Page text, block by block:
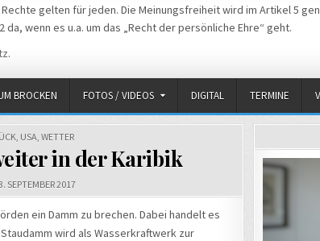
gelten für jeden. Die Meinungsfreiheit wird im Artikel 5
wenn es u.a. um das „Recht der persönliche Ehre“ geht.
.
BROCKEN FOTOS / VIDEOS DIGITAL TERMINE
USA ,WETTER
in der Karibik
SEPTEMBER 2017
ein Damm zu brechen. Dabei handelt es
wird als Wasserkraftwerk zur